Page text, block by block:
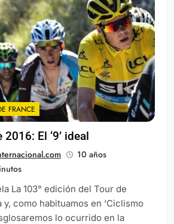
FRANCE
El ‘9’ ideal
10 años
La 103° edición del Tour de
como habituamos en ‘Ciclismo
lo ocurrido en la